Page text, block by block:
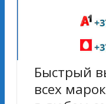
Быстрый
всех